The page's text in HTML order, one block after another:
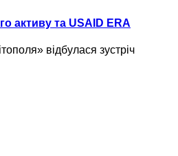
активу та USAID ERA
відбулася зустріч